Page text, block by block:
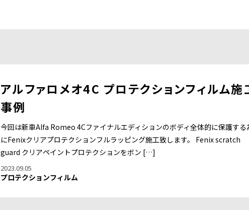
アルファロメオ4C プロテクションフィルム施
事例
今回は新車Alfa Romeo 4Cファイナルエディションのボディ全体的に保護する
にFenixクリアプロテクションフルラッピング施工致します。 Fenix scratch
guard クリアペイントプロテクションをボン […]
2023.09.05
プロテクションフィルム